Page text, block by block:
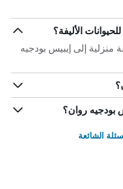
الأليفة؟
منزلية إلى إيبيس بودجيه
بودجيه روان؟
الشائعة